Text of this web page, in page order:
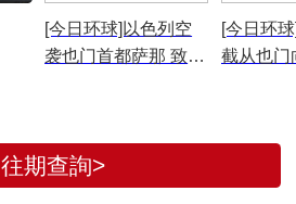
[今日环球]以色列空
袭也门首都萨那 致8
[今日环
截从也门
往期查詢>